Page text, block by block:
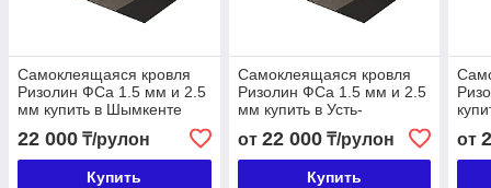
Самоклеящаяся кровля
Ризолин ФСа 1.5 мм и 2.5
мм купить в Шымкенте
22 000 ₸/рулон
Купить
Самоклеящаяся кровля
Ризолин ФСа 1.5 мм и 2.5
мм купить в Усть-
от 22 000₸/рулон
Купить
от